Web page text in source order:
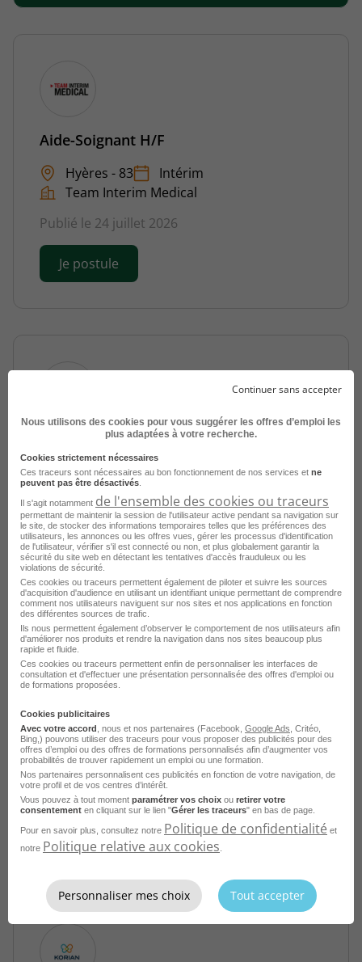
Aide-Soignant H/F
Hyères - 83
Intérim
Team Interim Medical
Publié le 24 juillet 2026
Je postule
Aide Soignant H/F
Hyères - 83 Intérim
France Travail
Publié le 16 juillet 2026
Je postule
Aide Soignant en EHPAD H/F
Hyères - 83 Intérim
Domino RH
Publié le 16 juillet 2026
Je postule
Continuer sans accepter
Nous utilisons des cookies pour vous suggérer les offres d’emploi les
plus adaptées à votre recherche.
Cookies strictement nécessaires
Ces traceurs sont nécessaires au bon fonctionnement de nos services et ne
peuvent pas être désactivés
Il s'agit notamment de l'ensemble des cookies ou traceurs
permettant de maintenir la session de l'utilisateur active pendant sa navigation sur
le site, de stocker des informations temporaires telles que les préférences des
utilisateurs, les annonces ou les offres vues, gérer les processus d'identification
de l'utilisateur, vérifier s'il est connecté ou non, et plus globalement garantir la
sécurité du site web en détectant les tentatives d'accès frauduleux ou les
violations de sécurité.
Ces cookies ou traceurs permettent également de piloter et suivre les sources
d'acquisition d'audience en utilisant un identifiant unique permettant de comprendre
comment nos utilisateurs naviguent sur nos sites et nos applications en fonction
des différentes sources de trafic.
Ils nous permettent également d’observer le comportement de nos utilisateurs afin
d'améliorer nos produits et rendre la navigation dans nos sites beaucoup plus
rapide et fluide.
Ces cookies ou traceurs permettent enfin de personnaliser les interfaces de
consultation et d'effectuer une présentation personnalisée des offres d'emploi ou
de formations proposées.
Cookies publicitaires
Avec votre accord , nous et nos partenaires (Facebook, Google Ads , Critéo,
Bing,) pouvons utiliser des traceurs pour vous proposer des publicités pour des
offres d’emploi ou des offres de formations personnalisés afin d’augmenter vos
probabilités de trouver rapidement un emploi ou une formation.
Nos partenaires personnalisent ces publicités en fonction de votre navigation, de
votre profil et de vos centres d’intérêt.
Vous pouvez à tout moment paramétrer vos choix ou retirer votre
consentement en cliquant sur le lien "Gérer les traceurs" en bas de page.
Pour en savoir plus, consultez notre Politique de confidentialité et
notre Politique relative aux cookies
Personnaliser mes choix Tout accepter